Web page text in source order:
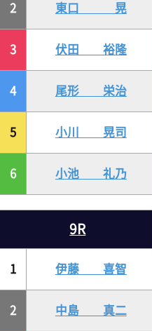
2 東口 晃
3 伏田 裕隆
4 尾形 栄治
5 小川 晃司
6 小池 礼乃
9R
1 伊藤 喜智
2 中島 真二